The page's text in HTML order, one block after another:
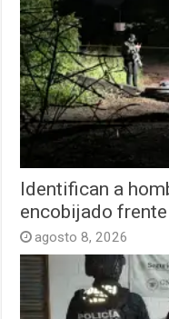
Identifican a
encobijado
agosto 8, 2026